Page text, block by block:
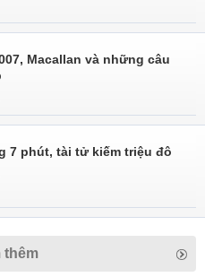
Macallan và những câu
7 phút, tài tử kiếm triệu đô
thêm